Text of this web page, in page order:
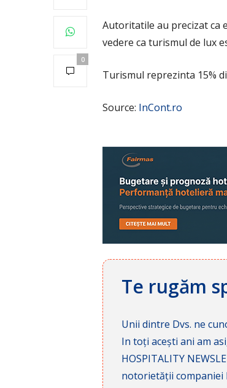
0
Autoritatile au precizat ca
vedere ca turismul de lux
Turismul reprezinta 15%
Source: InCont.ro
Te rugăm
Unii dintre Dvs. ne
In toți acești ani am
HOSPITALITY
notorietății companiei